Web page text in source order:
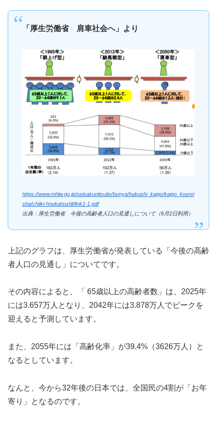
「厚生労働省 肩車社会へ」より
https://www.mhlw.go.jp/seisakunitsuite/bunya/hukushi_kaigo/kaigo_kourei
sha/chiiki-houkatsu/dl/link1-1.pdf
出典：厚生労働省 今後の高齢者人口の見通しについて（9月2日利用）
上記のグラフは、厚生労働省が発表している「今後の高齢
者人口の見通し」についてです。
その内容によると、「 65歳以上の高齢者数」は、2025年
には3.657万人となり、2042年には3.878万人でピークを
迎えると予測しています。
また、2055年には「高齢化率」が39.4%（3626万人）と
なるとしています。
なんと、今から32年後の日本では、全国民の4割が「お年
寄り」となるのです。